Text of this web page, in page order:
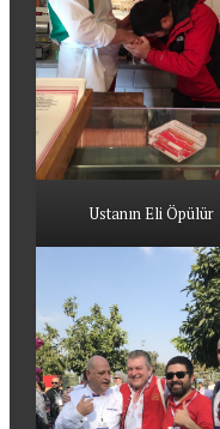
Ustanın Eli Öpülür